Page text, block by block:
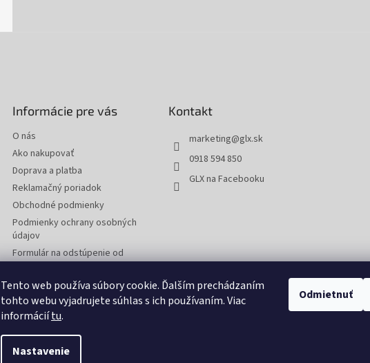
Tento web používa súbory cookie. Ďalším prechádzaním
tohto webu vyjadrujete súhlas s ich používaním. Viac
informáciítu.
Nastavenie
Odmietnuť
Informácie pre vás
O nás
Ako nakupovať
Doprava a platba
Reklamačný poriadok
Obchodné podmienky
Podmienky ochrany osobných
údajov
Formulár na odstúpenie od
Formulár na reklamáciu tovaru
Kontakty
Kontakt
marketing@glx.sk
0918 594 850
GLX na Facebooku
Upraviť nastavenie cookies